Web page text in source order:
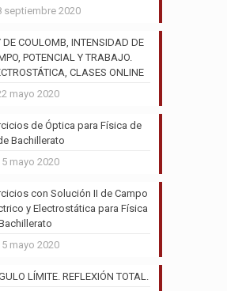
septiembre 2020
DE COULOMB, INTENSIDAD DE
POTENCIAL Y TRABAJO.
CLASES ONLINE
mayo 2020
de Óptica para Física de
Bachillerato
mayo 2020
con Solución II de Campo
y Electrostática para Física
mayo 2020
LÍMITE. REFLEXIÓN TOTAL.